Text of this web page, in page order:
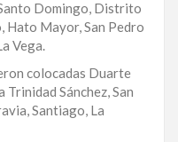
Domingo, Distrito
Hato Mayor, San Pedro
Vega.
colocadas Duarte
Trinidad Sánchez, San
Santiago, La